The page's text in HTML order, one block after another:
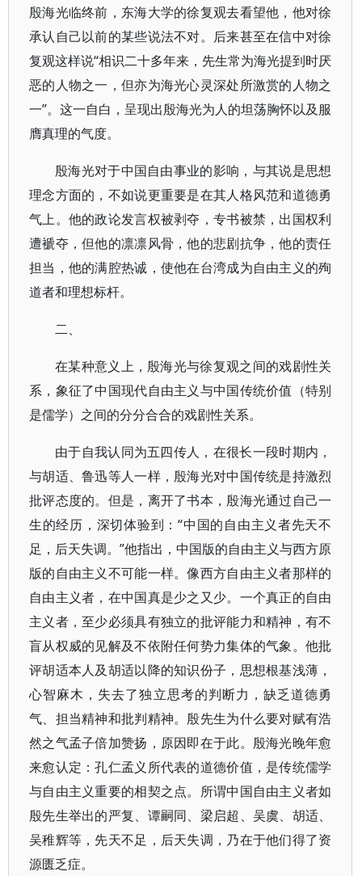
殷海光临终前，东海大学的徐复观去看望他，他对徐
承认自己以前的某些说法不对。后来甚至在信中对徐
复观这样说“相识二十多年来，先生常为海光提到时厌
恶的人物之一，但亦为海光心灵深处所激赏的人物之
一”。这一自白，呈现出殷海光为人的坦荡胸怀以及服
膺真理的气度。
殷海光对于中国自由事业的影响，与其说是思想
理念方面的，不如说更重要是在其人格风范和道德勇
气上。他的政论发言权被剥夺，专书被禁，出国权利
遭褫夺，但他的凛凛风骨，他的悲剧抗争，他的责任
担当，他的满腔热诚，使他在台湾成为自由主义的殉
道者和理想标杆。
二、
在某种意义上，殷海光与徐复观之间的戏剧性关
系，象征了中国现代自由主义与中国传统价值（特别
是儒学）之间的分分合合的戏剧性关系。
由于自我认同为五四传人，在很长一段时期内，
与胡适、鲁迅等人一样，殷海光对中国传统是持激烈
批评态度的。但是，离开了书本，殷海光通过自己一
生的经历，深切体验到：“中国的自由主义者先天不
足，后天失调。”他指出，中国版的自由主义与西方原
版的自由主义不可能一样。像西方自由主义者那样的
自由主义者，在中国真是少之又少。一个真正的自由
主义者，至少必须具有独立的批评能力和精神，有不
盲从权威的见解及不依附任何势力集体的气象。他批
评胡适本人及胡适以降的知识份子，思想根基浅薄，
心智麻木，失去了独立思考的判断力，缺乏道德勇
气、担当精神和批判精神。殷先生为什么要对赋有浩
然之气孟子倍加赞扬，原因即在于此。殷海光晚年愈
来愈认定：孔仁孟义所代表的道德价值，是传统儒学
与自由主义重要的相契之点。所谓中国自由主义者如
殷先生举出的严复、谭嗣同、梁启超、吴虞、胡适、
吴稚辉等，先天不足，后天失调，乃在于他们得了资
源匮乏症。